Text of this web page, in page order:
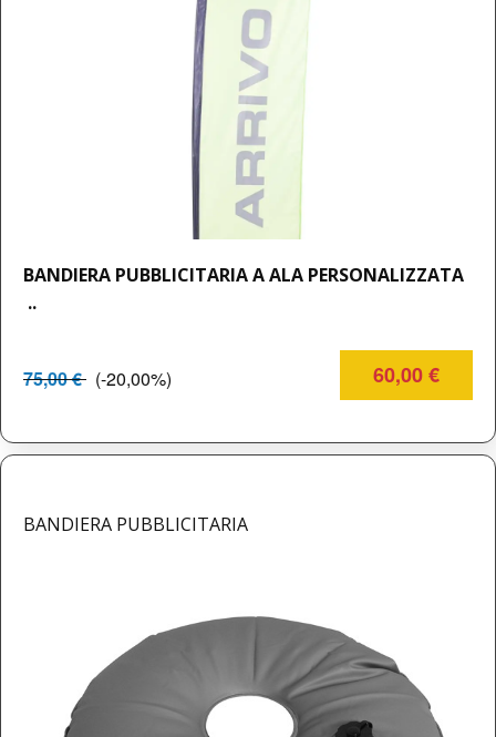
BANDIERA PUBBLICITARIA A ALA PERSONALIZZATA
..
75,00 € (-20,00%) 60,00 €
BANDIERA PUBBLICITARIA